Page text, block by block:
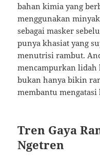
bahan kimia yang
menggunakan
sebagai masker
punya khasiat yang
menutrisi rambut.
mencampurkan lidah
bukan hanya bikin
membantu mengatasi
Tren Gaya
Ngetren